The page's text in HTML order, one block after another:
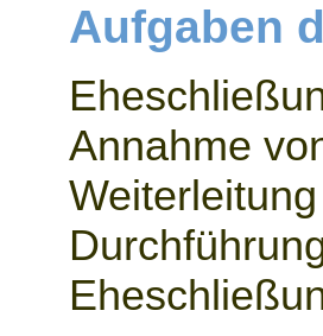
Aufgaben
Annahme